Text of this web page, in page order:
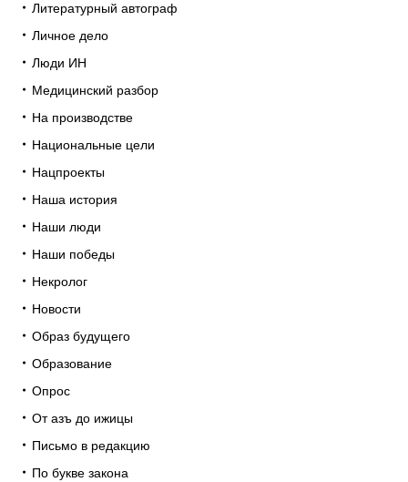
Литературный автограф
Личное дело
Люди ИН
Медицинский разбор
На производстве
Национальные цели
Нацпроекты
Наша история
Наши люди
Наши победы
Некролог
Новости
Образ будущего
Образование
Опрос
От азъ до ижицы
Письмо в редакцию
По букве закона